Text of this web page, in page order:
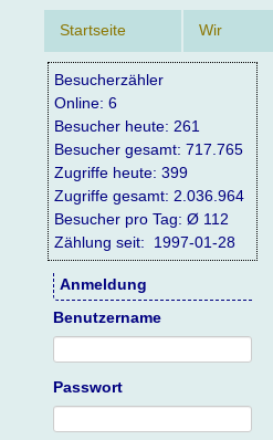
Navigation
überspringen
Startseite Wir
Besucherzähler
Online: 6
Besucher heute: 261
Besucher gesamt: 717.765
Zugriffe heute: 399
Zugriffe gesamt: 2.036.964
Besucher pro Tag: Ø 112
Zählung seit: 1997-01-28
Anmeldung
Benutzername
Passwort